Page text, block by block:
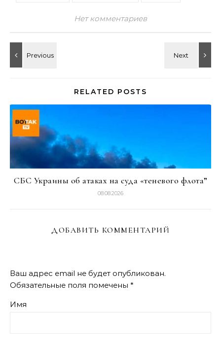
Нет комментариев
RELATED POSTS
СБС Украины об атаках на суда «теневого флота”
08.08.2026
ДОБАВИТЬ КОММЕНТАРИЙ
Ваш адрес email не будет опубликован.
Обязательные поля помечены *
Имя